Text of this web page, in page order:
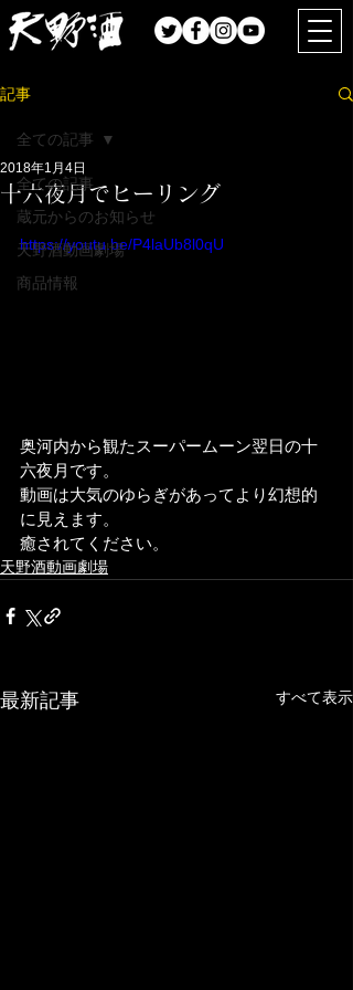
記事
全ての記事
蔵元からのお知らせ
天野酒動画劇場
商品情報
全ての記事
十六夜月でヒーリング
2018年1月4日
https://youtu.be/P4laUb8l0qU
奥河内から観たスーパームーン翌日の十
六夜月です。
動画は大気のゆらぎがあってより幻想的
に見えます。
癒されてください。
天野酒動画劇場
最新記事 すべて表示